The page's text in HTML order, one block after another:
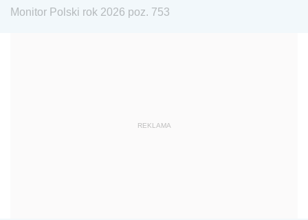
1975 1974
1959
Monitor Polski rok 2026 poz. 753
REKLAMA